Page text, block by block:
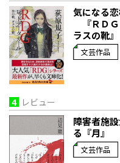
気になる
『ＲＤ
ラスの靴』
文芸作品
4 レビュー
障害者施
る『月』
文芸作品